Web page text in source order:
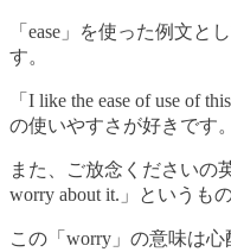
「ease」を使った例文と
す。
「I like the ease of use of
の使いやすさが好きです。
また、ご放念くださいの
worry about it.」というも
この「worry」の意味は心